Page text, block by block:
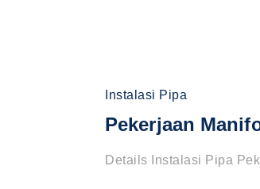
Instalasi Pipa
Pekerjaan
Details Instalasi Pipa